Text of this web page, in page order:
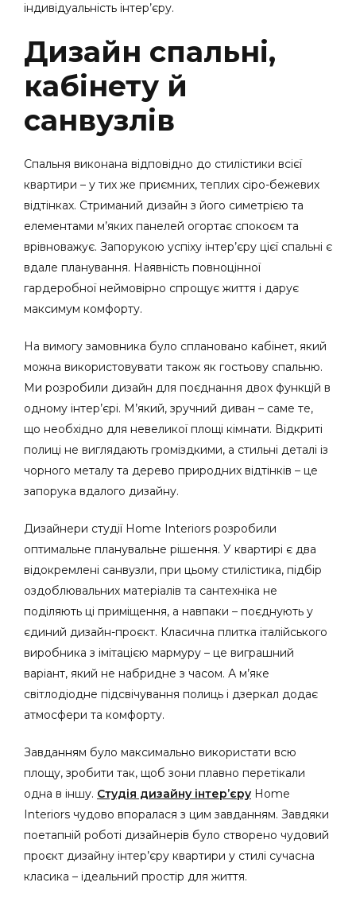
індивідуальність інтер’єру.
Дизайн спальні,
кабінету й
санвузлів
Спальня виконана відповідно до стилістики всієї
квартири – у тих же приємних, теплих сіро-бежевих
відтінках. Стриманий дизайн з його симетрією та
елементами м’яких панелей огортає спокоєм та
врівноважує. Запорукою успіху інтер’єру цієї спальні є
вдале планування. Наявність повноцінної
гардеробної неймовірно спрощує життя і дарує
максимум комфорту.
На вимогу замовника було сплановано кабінет, який
можна використовувати також як гостьову спальню.
Ми розробили дизайн для поєднання двох функцій в
одному інтер’єрі. М’який, зручний диван – саме те,
що необхідно для невеликої площі кімнати. Відкриті
полиці не виглядають громіздкими, а стильні деталі із
чорного металу та дерево природних відтінків – це
запорука вдалого дизайну.
Дизайнери студії Home Interiors розробили
оптимальне планувальне рішення. У квартирі є два
відокремлені санвузли, при цьому стилістика, підбір
оздоблювальних матеріалів та сантехніка не
поділяють ці приміщення, а навпаки – поєднують у
єдиний дизайн-проєкт. Класична плитка італійського
виробника з імітацією мармуру – це виграшний
варіант, який не набридне з часом. А м’яке
світлодіодне підсвічування полиць і дзеркал додає
атмосфери та комфорту.
Завданням було максимально використати всю
площу, зробити так, щоб зони плавно перетікали
одна в іншу. Студія дизайну інтер’єру Home
Interiors чудово впоралася з цим завданням. Завдяки
поетапній роботі дизайнерів було створено чудовий
проєкт дизайну інтер’єру квартири у стилі сучасна
класика – ідеальний простір для життя.